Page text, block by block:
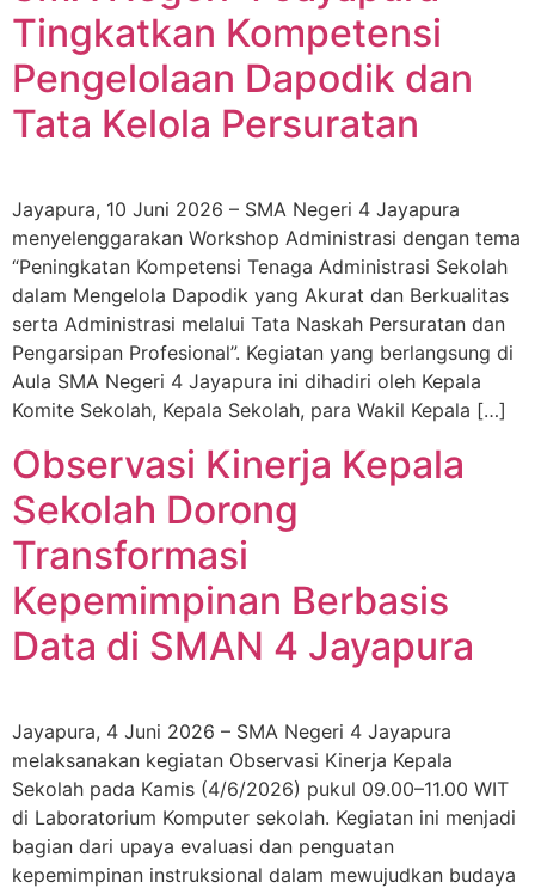
Tingkatkan Kompetensi
Pengelolaan Dapodik dan
Tata Kelola Persuratan
Jayapura, 10 Juni 2026 – SMA Negeri 4 Jayapura
menyelenggarakan Workshop Administrasi dengan tema
“Peningkatan Kompetensi Tenaga Administrasi Sekolah
dalam Mengelola Dapodik yang Akurat dan Berkualitas
serta Administrasi melalui Tata Naskah Persuratan dan
Pengarsipan Profesional”. Kegiatan yang berlangsung di
Aula SMA Negeri 4 Jayapura ini dihadiri oleh Kepala
Komite Sekolah, Kepala Sekolah, para Wakil Kepala […]
Observasi Kinerja Kepala
Sekolah Dorong
Transformasi
Kepemimpinan Berbasis
Data di SMAN 4 Jayapura
Jayapura, 4 Juni 2026 – SMA Negeri 4 Jayapura
melaksanakan kegiatan Observasi Kinerja Kepala
Sekolah pada Kamis (4/6/2026) pukul 09.00–11.00 WIT
di Laboratorium Komputer sekolah. Kegiatan ini menjadi
bagian dari upaya evaluasi dan penguatan
kepemimpinan instruksional dalam mewujudkan budaya